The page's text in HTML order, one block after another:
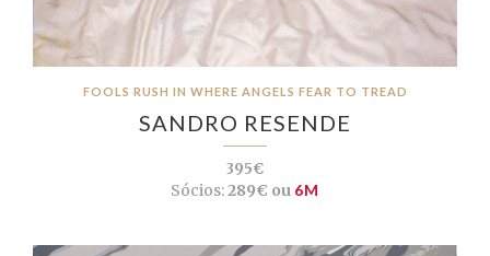
FOOLS RUSH IN WHERE ANGELS FEAR TO TREAD
SANDRO RESENDE
395€
Sócios:289€ ou 6M